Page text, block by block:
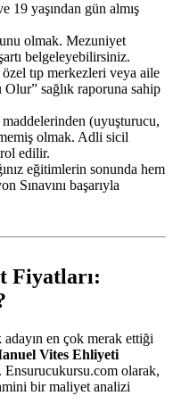
19 yaşından gün almış
olmak. Mezuniyet
belgeleyebilirsiniz.
tıp merkezleri veya aile
Olur” sağlık raporuna sahip
(uyuşturucu,
olmak. Adli sicil
edilir.
eğitimlerin sonunda hem
Sınavını başarıyla
Fiyatları:
en çok merak ettiği
Vites Ehliyeti
Ensurucukursu.com olarak,
bir maliyet analizi